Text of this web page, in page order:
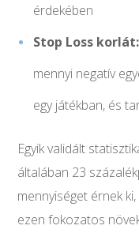
érdekében
Stop Loss korlát:
mennyi negatív
egy játékban, és
Egyik validált
általában 23
mennyiséget érnek
ezen fokozatos